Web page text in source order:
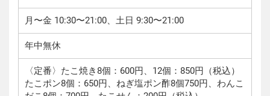
月〜金 10:30〜21:00、土日 9:30〜21:00
年中無休
〈定番〉たこ焼き8個：600円、12個：850円（税込）
たこポン8個：650円、ねぎ塩ポン酢8個750円、わんこ